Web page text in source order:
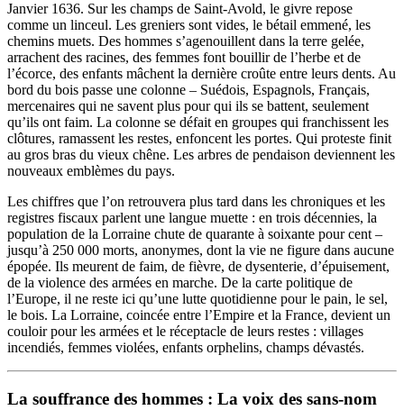
Janvier 1636. Sur les champs de Saint-Avold, le givre repose
comme un linceul. Les greniers sont vides, le bétail emmené, les
chemins muets. Des hommes s’agenouillent dans la terre gelée,
arrachent des racines, des femmes font bouillir de l’herbe et de
l’écorce, des enfants mâchent la dernière croûte entre leurs dents. Au
bord du bois passe une colonne – Suédois, Espagnols, Français,
mercenaires qui ne savent plus pour qui ils se battent, seulement
qu’ils ont faim. La colonne se défait en groupes qui franchissent les
clôtures, ramassent les restes, enfoncent les portes. Qui proteste finit
au gros bras du vieux chêne. Les arbres de pendaison deviennent les
nouveaux emblèmes du pays.
Les chiffres que l’on retrouvera plus tard dans les chroniques et les
registres fiscaux parlent une langue muette : en trois décennies, la
population de la Lorraine chute de quarante à soixante pour cent –
jusqu’à 250 000 morts, anonymes, dont la vie ne figure dans aucune
épopée. Ils meurent de faim, de fièvre, de dysenterie, d’épuisement,
de la violence des armées en marche. De la carte politique de
l’Europe, il ne reste ici qu’une lutte quotidienne pour le pain, le sel,
le bois. La Lorraine, coincée entre l’Empire et la France, devient un
couloir pour les armées et le réceptacle de leurs restes : villages
incendiés, femmes violées, enfants orphelins, champs dévastés.
La souffrance des hommes : La voix des sans-nom